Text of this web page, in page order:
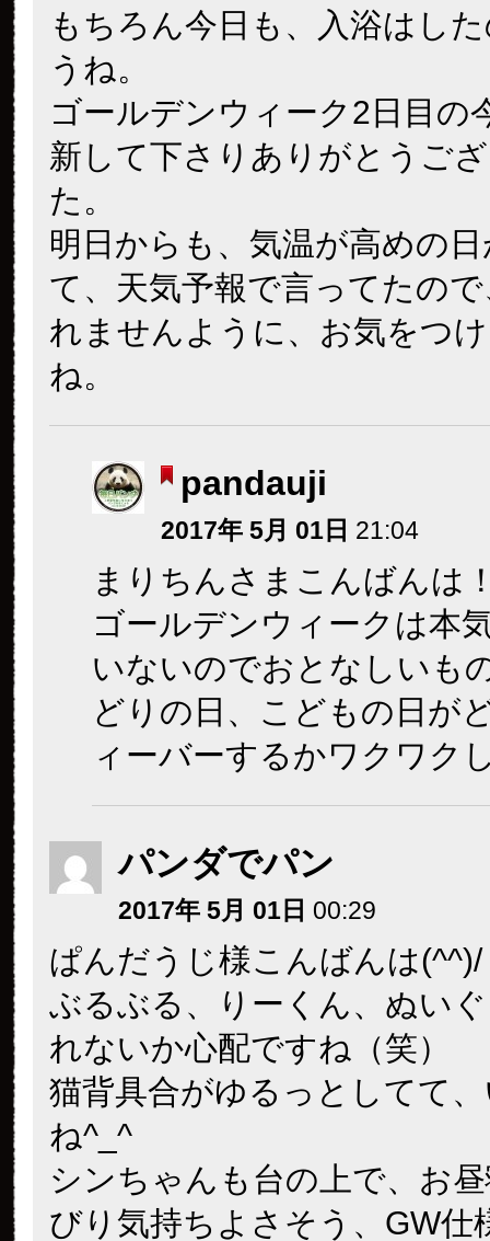
もちろん今日も、入浴はし
うね。
ゴールデンウィーク2日目の
新して下さりありがとうご
た。
明日からも、気温が高めの
て、天気予報で言ってたの
れませんように、お気をつ
ね。
pandauji
2017年 5月 01日 21:04
まりちんさまこんばんは
ゴールデンウィークは本
いないのでおとなしいも
どりの日、こどもの日が
ィーバーするかワクワク
パンダでパン
2017年 5月 01日 00:29
ぱんだうじ様こんばんは(^^)/
ぶるぶる、りーくん、ぬい
れないか心配ですね（笑）
猫背具合がゆるっとしてて
ね^_^
シンちゃんも台の上で、お
びり気持ちよさそう、GW